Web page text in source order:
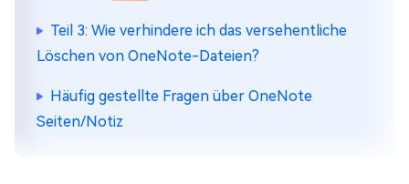
Teil 3: Wie verhindere ich das versehentliche
Löschen von OneNote-Dateien?
Häufig gestellte Fragen über OneNote
Seiten/Notiz